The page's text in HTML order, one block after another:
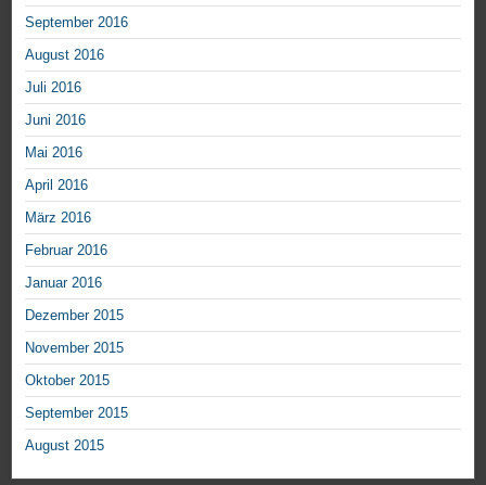
September 2016
August 2016
Juli 2016
Juni 2016
Mai 2016
April 2016
März 2016
Februar 2016
Januar 2016
Dezember 2015
November 2015
Oktober 2015
September 2015
August 2015